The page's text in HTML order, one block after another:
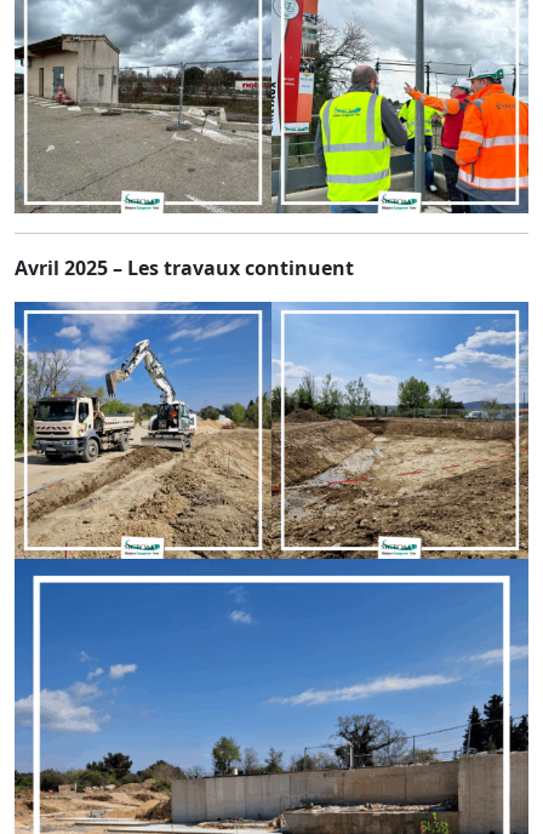
Avril 2025 – Les travaux continuent